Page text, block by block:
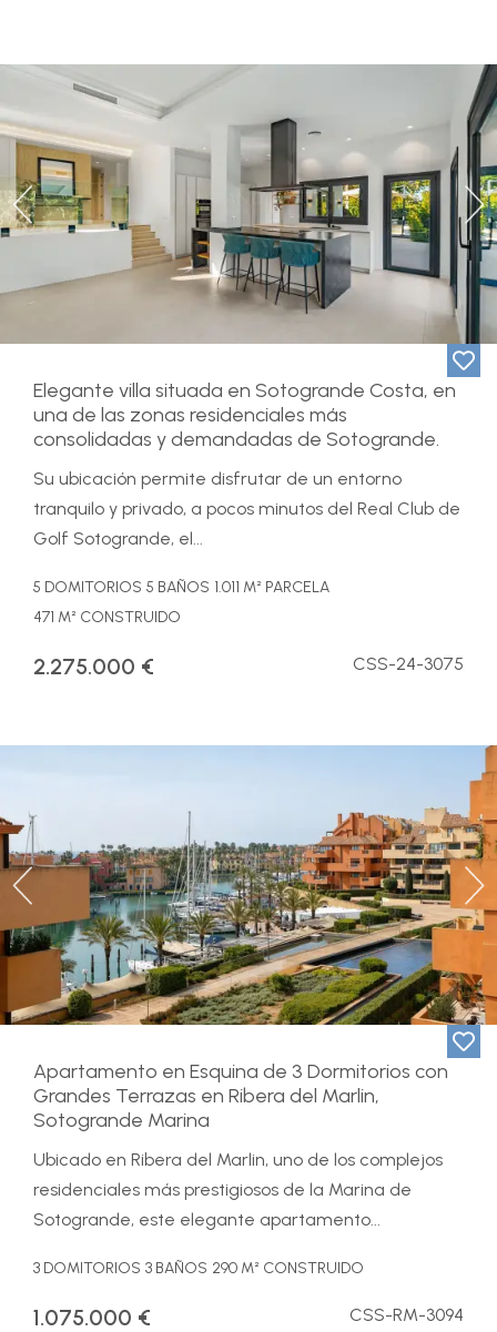
Previous
Elegante villa situada en Sotogrande Costa, en
una de las zonas residenciales más
consolidadas y demandadas de Sotogrande.
Su ubicación permite disfrutar de un entorno
tranquilo y privado, a pocos minutos del Real Club de
Golf Sotogrande, el...
5 DOMITORIOS 5 BAÑOS 1.011 M² PARCELA
471 M² CONSTRUIDO
2.275.000 € CSS-24-3075
Previous
Apartamento en Esquina de 3 Dormitorios con
Grandes Terrazas en Ribera del Marlin,
Sotogrande Marina
Ubicado en Ribera del Marlin, uno de los complejos
residenciales más prestigiosos de la Marina de
Sotogrande, este elegante apartamento...
3 DOMITORIOS 3 BAÑOS 290 M² CONSTRUIDO
1.075.000 € CSS-RM-3094